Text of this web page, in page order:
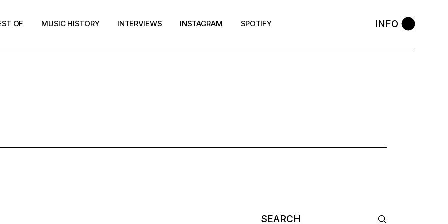
OF MUSIC HISTORY INTERVIEWS INSTAGRAM SPOTIFY INFO
Search